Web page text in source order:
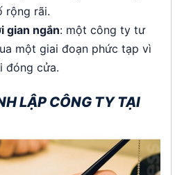
rộng rãi.
gian ngắn: một công ty tư
một giai đoạn phức tạp vì
đóng cửa.
LẬP CÔNG TY TẠI